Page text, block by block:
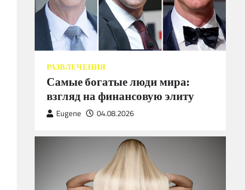
РАЗВЛЕЧЕНИЯ
Самые богатые люди мира:
взгляд на финансовую элиту
Eugene 04.08.2026